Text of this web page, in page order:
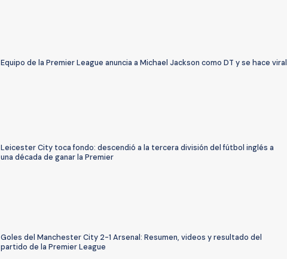
Equipo de la Premier League anuncia a Michael Jackson como DT y se hace viral
Leicester City toca fondo: descendió a la tercera división del fútbol inglés a
una década de ganar la Premier
Goles del Manchester City 2-1 Arsenal: Resumen, videos y resultado del
partido de la Premier League